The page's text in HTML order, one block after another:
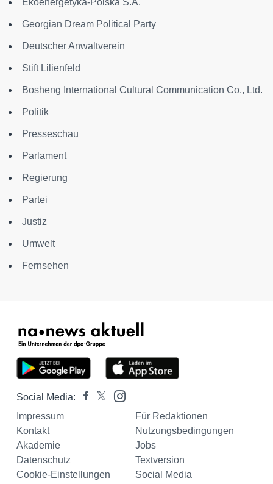
Ekoenergetyka-Polska S.A.
Georgian Dream Political Party
Deutscher Anwaltverein
Stift Lilienfeld
Bosheng International Cultural Communication Co., Ltd.
Politik
Presseschau
Parlament
Regierung
Partei
Justiz
Umwelt
Fernsehen
Social Media:
Impressum
Für Redaktionen
Kontakt
Nutzungsbedingungen
Akademie
Jobs
Datenschutz
Textversion
Cookie-Einstellungen
Social Media